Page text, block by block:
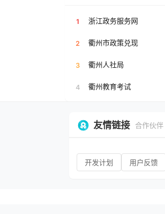
1 浙江政务服务网
2 衢州市政策兑现
3 衢州人社局
4 衢州教育考试
友情链接 合作伙伴
开发计划 用户反馈